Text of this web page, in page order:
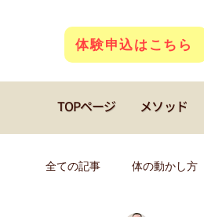
体験申込はこちら
TOPページ メソッド
全ての記事 体の動かし方